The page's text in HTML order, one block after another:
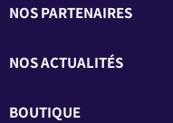
NOS PARTENAIRES
NOS ACTUALITÉS
BOUTIQUE